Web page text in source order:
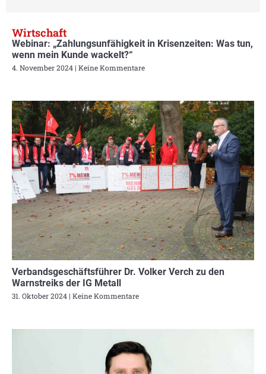
Wirtschaft
Webinar: „Zahlungsunfähigkeit in Krisenzeiten: Was tun,
wenn mein Kunde wackelt?“
4. November 2024 Keine Kommentare
Verbandsgeschäftsführer Dr. Volker Verch zu den
Warnstreiks der IG Metall
31. Oktober 2024 Keine Kommentare